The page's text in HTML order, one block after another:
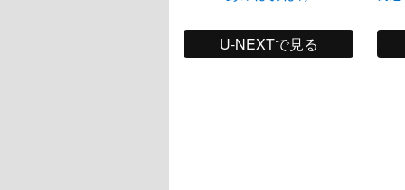
U-NEXTで見る